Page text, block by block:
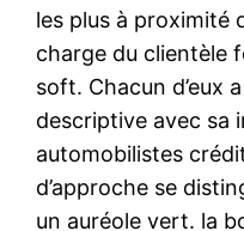
les plus à proximité
charge du clientèle
soft. Chacun d’eux
descriptive avec sa
automobilistes
d’approche se
un auréole vert. la